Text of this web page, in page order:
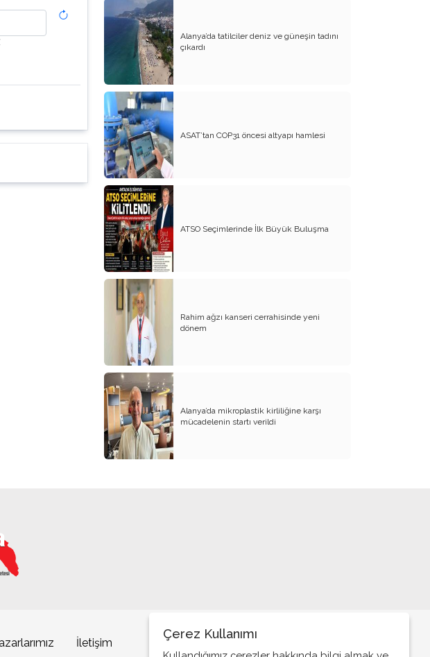
Alanya’da tatilciler deniz ve güneşin tadını
çıkardı
ASAT’tan COP31 öncesi altyapı hamlesi
ATSO Seçimlerinde İlk Büyük Buluşma
Rahim ağzı kanseri cerrahisinde yeni
dönem
Alanya’da mikroplastik kirliliğine karşı
mücadelenin startı verildi
İletişim
Çerez Kullanımı